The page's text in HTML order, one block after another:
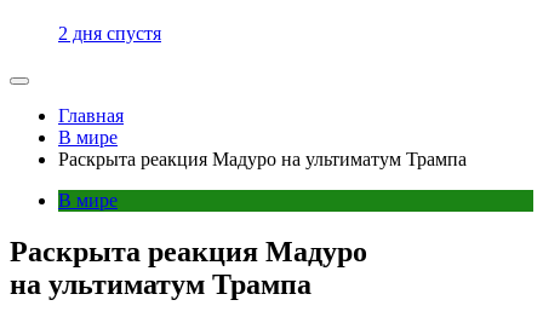
2 дня спустя
Главная
В мире
Раскрыта реакция Мадуро на ультиматум Трампа
В мире
Раскрыта реакция Мадуро
на ультиматум Трампа